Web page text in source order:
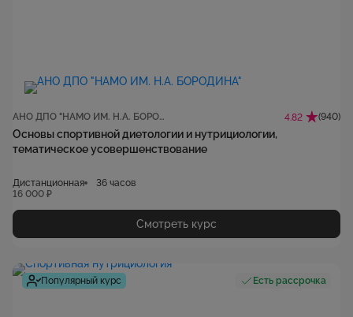
АНО ДПО "НАМО ИМ. Н.А. БОРОДИНА" 4.82 (940)
Основы спортивной диетологии и нутрициологии,
тематическое усовершенствование
Дистанционная
36 часов
16 000 ₽
Смотреть курс
Популярный курс Есть рассрочка